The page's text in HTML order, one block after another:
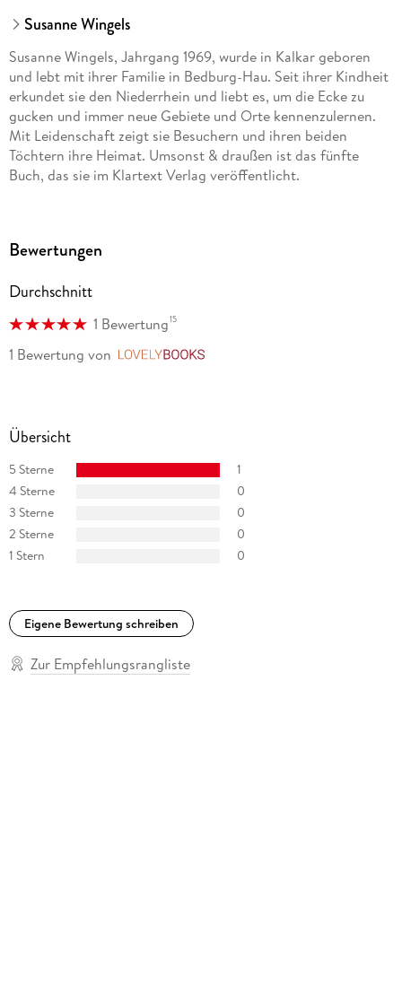
Susanne Wingels
Susanne Wingels, Jahrgang 1969, wurde in Kalkar geboren
und lebt mit ihrer Familie in Bedburg-Hau. Seit ihrer Kindheit
erkundet sie den Niederrhein und liebt es, um die Ecke zu
gucken und immer neue Gebiete und Orte kennenzulernen.
Mit Leidenschaft zeigt sie Besuchern und ihren beiden
Töchtern ihre Heimat. Umsonst & draußen ist das fünfte
Buch, das sie im Klartext Verlag veröffentlicht.
Bewertungen
Durchschnitt
1 Bewertung15
1 Bewertung von
Übersicht
5 Sterne
1
4 Sterne
0
3 Sterne
0
2 Sterne
0
1 Stern
0
Eigene Bewertung schreiben
Zur Empfehlungsrangliste